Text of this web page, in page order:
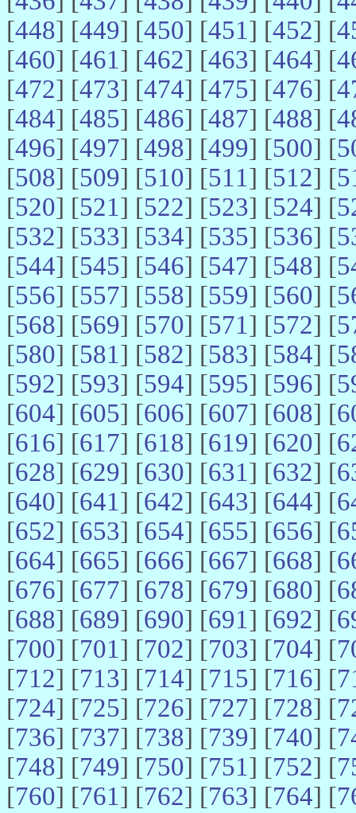
[448] [449] [450] [451] [452] [
[460] [461] [462] [463] [464] [
[472] [473] [474] [475] [476] [
[484] [485] [486] [487] [488] [
[496] [497] [498] [499] [500] [
[508] [509] [510] [511] [512] [
[520] [521] [522] [523] [524] [
[532] [533] [534] [535] [536] [
[544] [545] [546] [547] [548] [
[556] [557] [558] [559] [560] [
[568] [569] [570] [571] [572] [
[580] [581] [582] [583] [584] [
[592] [593] [594] [595] [596] [
[604] [605] [606] [607] [608] [
[616] [617] [618] [619] [620] [
[628] [629] [630] [631] [632] [
[640] [641] [642] [643] [644] [
[652] [653] [654] [655] [656] [
[664] [665] [666] [667] [668] [
[676] [677] [678] [679] [680] [
[688] [689] [690] [691] [692] [
[700] [701] [702] [703] [704] [
[712] [713] [714] [715] [716] [
[724] [725] [726] [727] [728] [
[736] [737] [738] [739] [740] [
[748] [749] [750] [751] [752] [
[760] [761] [762] [763] [764] [